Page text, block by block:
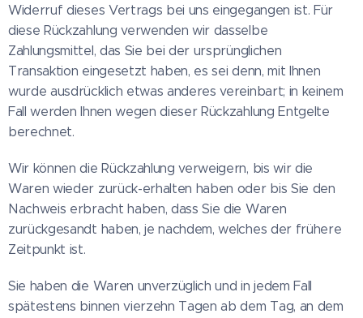
Widerruf dieses Vertrags bei uns eingegangen ist. Für
diese Rückzahlung verwenden wir dasselbe
Zahlungsmittel, das Sie bei der ursprünglichen
Transaktion eingesetzt haben, es sei denn, mit Ihnen
wurde ausdrücklich etwas anderes vereinbart; in keinem
Fall werden Ihnen wegen dieser Rückzahlung Entgelte
berechnet.
Wir können die Rückzahlung verweigern, bis wir die
Waren wieder zurück-erhalten haben oder bis Sie den
Nachweis erbracht haben, dass Sie die Waren
zurückgesandt haben, je nachdem, welches der frühere
Zeitpunkt ist.
Sie haben die Waren unverzüglich und in jedem Fall
spätestens binnen vierzehn Tagen ab dem Tag, an dem